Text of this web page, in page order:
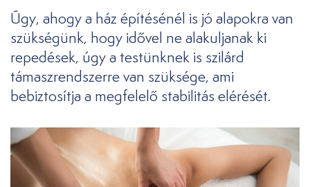
Úgy, ahogy a ház építésénél is jó alapokra van
szükségünk, hogy idővel ne alakuljanak ki
repedések, úgy a testünknek is szilárd
támaszrendszerre van szüksége, ami
bebiztosítja a megfelelő stabilitás elérését.